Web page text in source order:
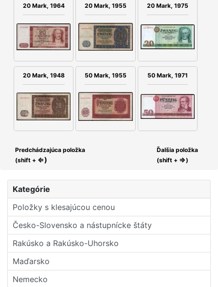
Kategórie
Položky s klesajúcou cenou
Česko-Slovensko a nástupní­cke štáty
Rakúsko a Rakúsko-Uhorsko
Maďarsko
Nemecko
20 Mark, 1964 20 Mark, 1955 20 Mark, 1975
20 Mark, 1948 50 Mark, 1955 50 Mark, 1971
Predchádzajúca položka
(shift + ⇐)
Ďalšia položka
(shift + ⇒)